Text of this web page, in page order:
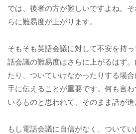
では、後者の方が難しいですよね。
らに難易度が上がります。
そもそも英語会議に対して不安を持
話会議の難易度はさらに上がるはず
たり、ついていけなかったりする場
手に伝えることが重要です。何も言
いるものと思われて、そのまま話が進
もし電話会議に自信がなく、ついて